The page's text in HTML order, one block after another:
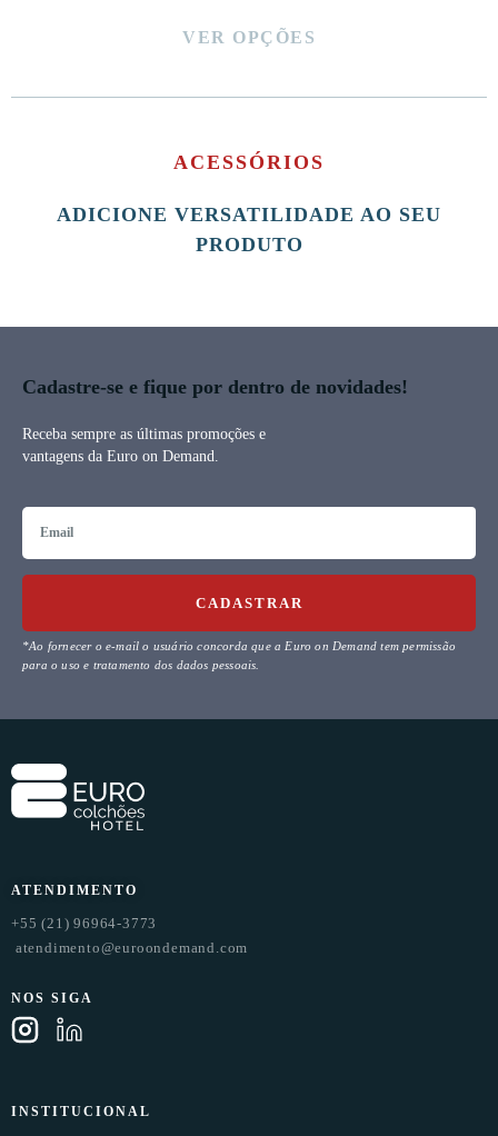
VER OPÇÕES
ACESSÓRIOS
ADICIONE VERSATILIDADE AO SEU
PRODUTO
Cadastre-se e fique por dentro de novidades!
Receba sempre as últimas promoções e
vantagens da Euro on Demand.
CADASTRAR
*Ao fornecer o e-mail o usuário concorda que a Euro on Demand tem permissão
para o uso e tratamento dos dados pessoais.
ATENDIMENTO
+55 (21) 96964-3773
atendimento@euroondemand.com
NOS SIGA
INSTITUCIONAL